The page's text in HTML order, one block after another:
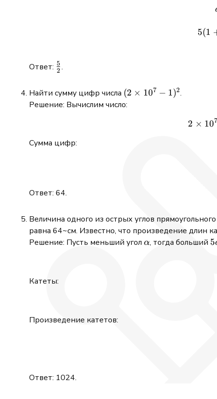
5(1
Ответ: \frac{5}
2
5.
Найти сумму цифр числа (2
\times
(2 × 107 − 1)2.
Решение: Вычислим число:
2 × 107
Сумма цифр:
Ответ: 64.
Величина одного из острых углов
равна 64~см. Известно, что произведение длин
Решение: Пусть меньший угол \alpha
α, тогда больший 5
Катеты:
Произведение катетов:
Ответ: 1024.